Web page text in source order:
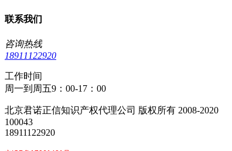
联系我们
咨询热线
18911122920
工作时间
周一到周五9：00-17：00
北京君诺正信知识产权代理公司 版权所有 2008-2020
100043
18911122920